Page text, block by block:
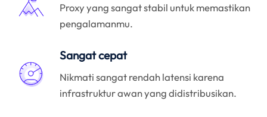
Proxy yang sangat stabil untuk memastikan
pengalamanmu.
Sangat cepat
Nikmati sangat rendah latensi karena
infrastruktur awan yang didistribusikan.